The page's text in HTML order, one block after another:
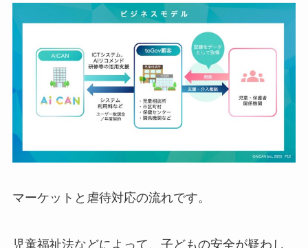
マーケットと虐待対応の流れです。
児童福祉法などによって、子どもの安全が疑わし